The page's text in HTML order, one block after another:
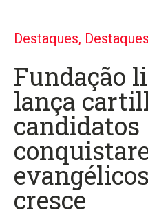
Destaques,
Fundação
lança
candidatos
cresce